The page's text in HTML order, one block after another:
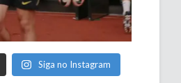
Siga no Instagram